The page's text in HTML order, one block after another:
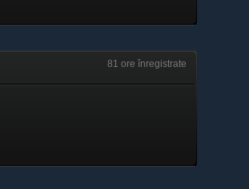
81 ore înregistrate